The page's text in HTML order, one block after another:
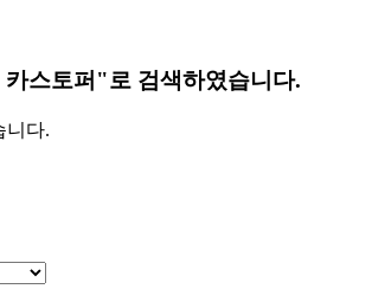
카스토퍼 "로 검색하였습니다.
니다.